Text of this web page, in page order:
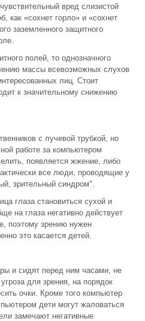
вред слизистой
как «сохнет горло» и «сохнет
заземленного защитного
полей, то однозначного
массы всевозможных слухов
лиц. Стоит
к значительному снижению
с лучевой трубкой, но
работе за компьютером
появляется жжение, либо
все люди, проводящие у
зрительный синдром".
глаза становиться сухой и
на глаза негативно действует
поэтому зрению нужен
это касается детей.
и сидят перед ним часами, не
для зрения, на порядок
очки. Кроме того компьютер
дети могут жаловаться
замечают негативные